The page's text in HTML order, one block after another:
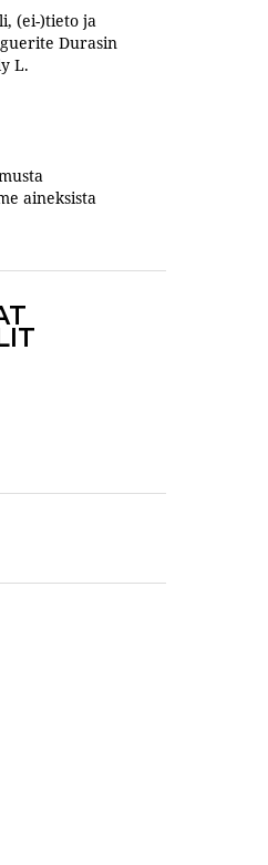
(ei-)tieto ja
Durasin
L.
aineksista